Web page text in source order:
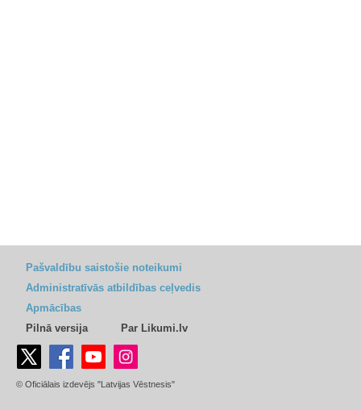
Pašvaldību saistošie noteikumi
Administratīvās atbildības ceļvedis
Apmācības
Pilnā versija
Par Likumi.lv
© Oficiālais izdevējs "Latvijas Vēstnesis"